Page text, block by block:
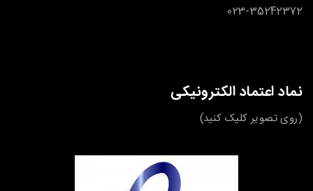
023-35242372
نماد اعتماد الکترونیکی
(روی تصویر کلیک کنید)